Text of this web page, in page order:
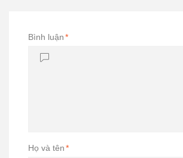
Bình luận*
Họ và tên*